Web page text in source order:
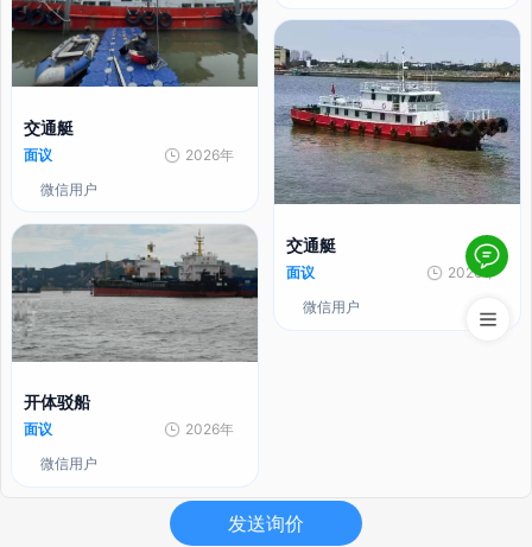
交通艇
面议
2026年
微信用户
开体驳船
面议
2026年
微信用户
交通艇
面议
2026年
微信用户
发送询价